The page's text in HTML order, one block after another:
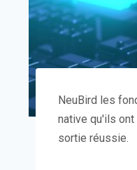
NeuBird les
native qu'ils
sortie réussie.